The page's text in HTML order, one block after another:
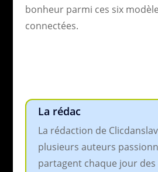
bonheur parmi ces six
connectées.
La rédac
La rédaction de
plusieurs auteurs
partagent chaque jour des